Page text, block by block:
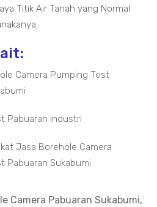
Titik Air Tanah yang Normal
Camera Pumping Test
Pabuaran industri
Jasa Borehole Camera
Pabuaran Sukabumi
Camera Pabuaran Sukabumi,